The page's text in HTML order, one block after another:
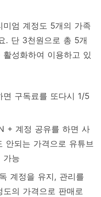
엄 계정도 5개의 가족
. 단 3천원으로 총 5개
성화하여 이용하고 있
면 구독료를 또다시 1/5
+ 계정 공유를 하면 사
안되는 가격으로 유튜브
가능
계정을 유지, 관리를
의 가격으로 판매로